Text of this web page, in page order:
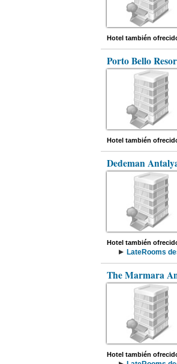
Hotel también
Porto Bello
Hotel también
Dedeman
Hotel también
LateRooms
The Marmara
Hotel también